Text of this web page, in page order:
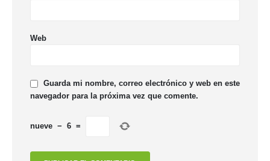
Web
Guarda mi nombre, correo electrónico y web en este
navegador para la próxima vez que comente.
nueve − 6 =